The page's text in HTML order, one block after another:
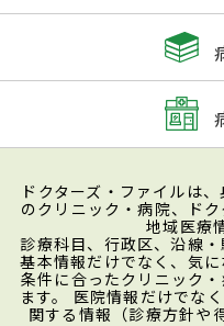
ドクターズ・ファイルは
のクリニック・病院、ド
地域医療
診療科目、行政区、沿線
基本情報だけでなく、気
条件に合ったクリニック
ます。 医院情報だけでな
関する情報（診療方針や